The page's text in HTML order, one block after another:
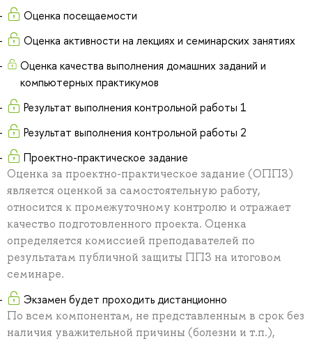
Оценка посещаемости
Оценка активности на лекциях и семинарских занятиях
Оценка качества выполнения домашних заданий и
компьютерных практикумов
Результат выполнения контрольной работы 1
Результат выполнения контрольной работы 2
Проектно-практическое задание
Оценка за проектно-практическое задание (ОППЗ)
является оценкой за самостоятельную работу,
относится к промежуточному контролю и отражает
качество подготовленного проекта. Оценка
определяется комиссией преподавателей по
результатам публичной защиты ППЗ на итоговом
семинаре.
Экзамен будет проходить дистанционно
По всем компонентам, не представленным в срок без
наличия уважительной причины (болезни и т.п.),